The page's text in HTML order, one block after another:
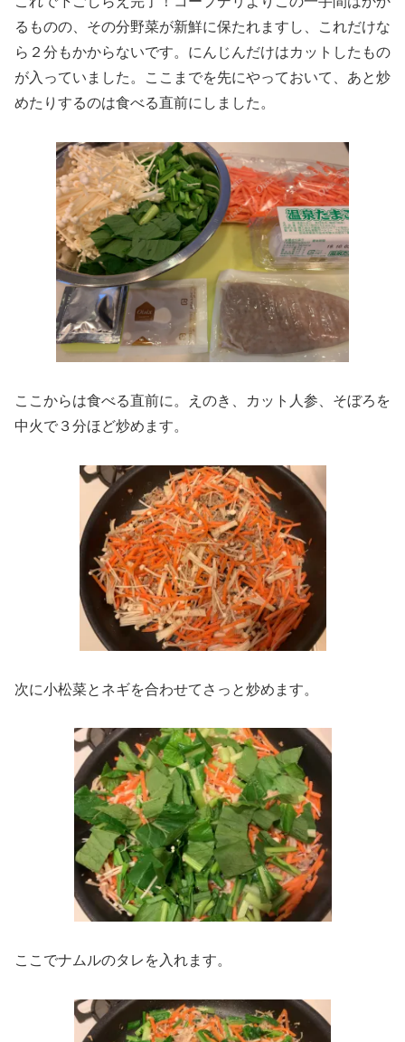
るものの、その分野菜が新鮮に保たれますし、これだけな
ら２分もかからないです。にんじんだけはカットしたもの
が入っていました。ここまでを先にやっておいて、あと炒
めたりするのは食べる直前にしました。
ここからは食べる直前に。えのき、カット人参、そぼろを
中火で３分ほど炒めます。
次に小松菜とネギを合わせてさっと炒めます。
ここでナムルのタレを入れます。